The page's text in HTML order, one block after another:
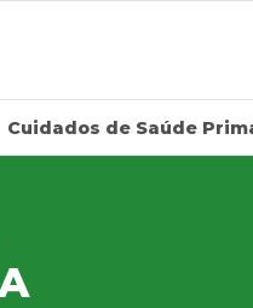
Cuidados de Saúde